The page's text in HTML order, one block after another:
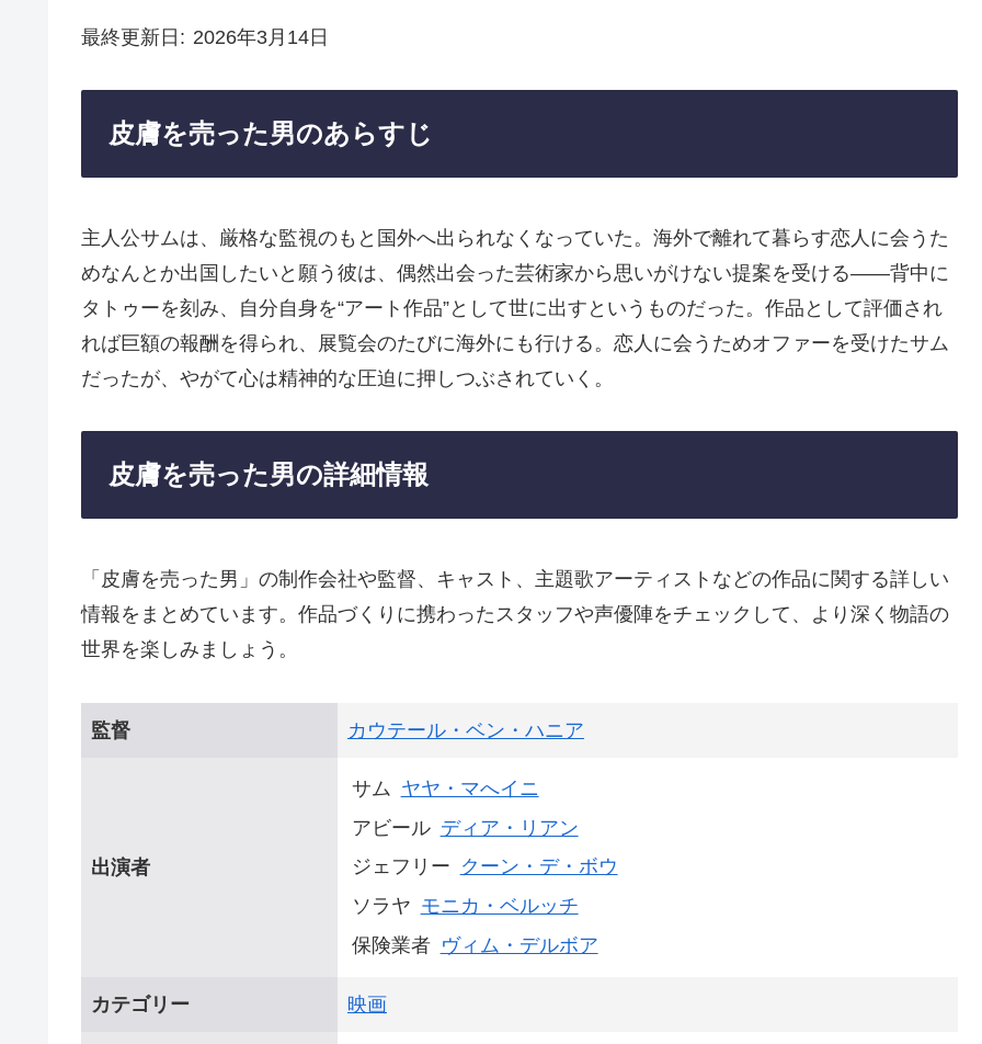
最終更新日 2026年3月14日
皮膚を売った男のあらすじ
主人公サムは、厳格な監視のもと国外へ出られなくなっていた。海外で離れて暮らす恋人に会うた
めなんとか出国したいと願う彼は、偶然出会った芸術家から思いがけない提案を受ける——背中に
タトゥーを刻み、自分自身を“アート作品”として世に出すというものだった。作品として評価され
れば巨額の報酬を得られ、展覧会のたびに海外にも行ける。恋人に会うためオファーを受けたサム
だったが、やがて心は精神的な圧迫に押しつぶされていく。
皮膚を売った男の詳細情報
「皮膚を売った男」の制作会社や監督、キャスト、主題歌アーティストなどの作品に関する詳しい
情報をまとめています。作品づくりに携わったスタッフや声優陣をチェックして、より深く物語の
世界を楽しみましょう。
監督 カウテール・ベン・ハニア
出演者
サム ヤヤ・マへイニ
アビール ディア・リアン
ジェフリー クーン・デ・ボウ
ソラヤ モニカ・ベルッチ
保険業者 ヴィム・デルボア
カテゴリー 映画